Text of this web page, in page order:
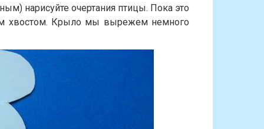
нарисуйте очертания птицы. Пока это
хвостом. Крыло мы вырежем немного